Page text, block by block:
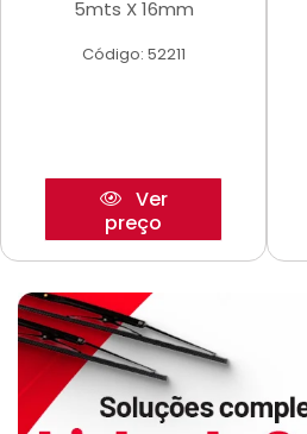
5mts X 16mm
Código: 52211
Ver
preço